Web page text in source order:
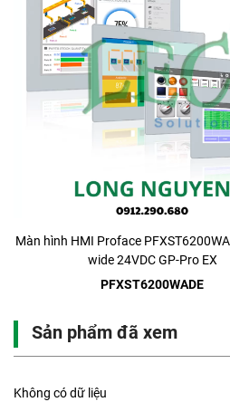
Màn hình HMI Proface
wide 24VDC GP-Pro EX
PFXST6200WADE
Sản phẩm đã xem
Không có dữ liệu